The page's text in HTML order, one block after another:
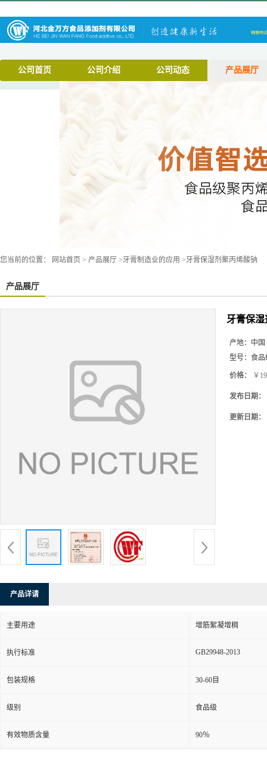
公司首页 公司介绍 公司动态 产品展厅
您当前的位置： 网站首页 > 产品展厅 >牙膏制造业的应用 >牙膏保湿剂聚丙烯酸钠
产品展厅
牙膏保
产地： 中国
型号： 食品
价格： ￥
发布日期：
更新日期：
产品详请
主要用途 增筋絮凝增稠
执行标准 GB29948-2013
包装规格 30-60目
级别 食品级
有效物质含量 90％